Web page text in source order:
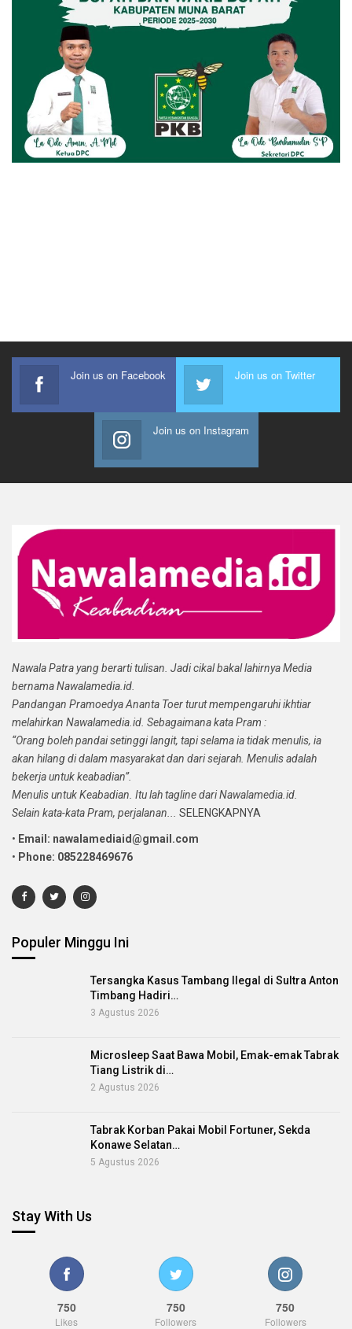
Join us on Facebook Join us on Twitter
Join us on Instagram
Nawala Patra yang berarti tulisan. Jadi cikal bakal lahirnya Media
bernama Nawalamedia.id.
Pandangan Pramoedya Ananta Toer turut mempengaruhi ikhtiar
melahirkan Nawalamedia.id. Sebagaimana kata Pram :
“Orang boleh pandai setinggi langit, tapi selama ia tidak menulis, ia
akan hilang di dalam masyarakat dan dari sejarah. Menulis adalah
bekerja untuk keabadian”.
Menulis untuk Keabadian. Itu lah tagline dari Nawalamedia.id.
Selain kata-kata Pram, perjalanan... SELENGKAPNYA
• Email: nawalamediaid@gmail.com
• Phone: 085228469676
Populer Minggu Ini
Tersangka Kasus Tambang Ilegal di Sultra Anton
Timbang Hadiri…
3 Agustus 2026
Microsleep Saat Bawa Mobil, Emak-emak Tabrak
Tiang Listrik di…
2 Agustus 2026
Tabrak Korban Pakai Mobil Fortuner, Sekda
Konawe Selatan…
5 Agustus 2026
Stay With Us
750
Likes
750
Followers
750
Followers